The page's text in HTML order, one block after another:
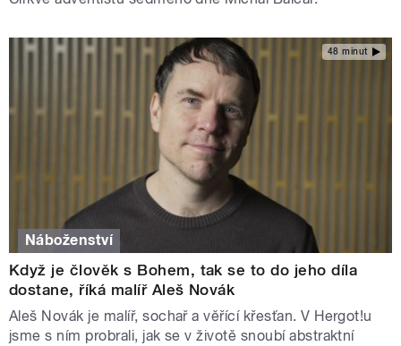
48 minut
Náboženství
Když je člověk s Bohem, tak se to do jeho díla
dostane, říká malíř Aleš Novák
Aleš Novák je malíř, sochař a věřící křesťan. V Hergot!u
jsme s ním probrali, jak se v životě snoubí abstraktní